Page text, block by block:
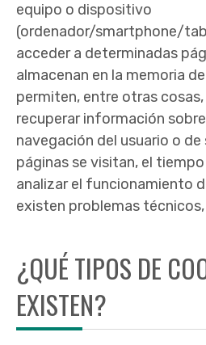
equipo o dispositivo
(ordenador/smartphone/
acceder a determinadas
almacenan en la memoria
permiten, entre otras
recuperar información
navegación del usuario o de
páginas se visitan, el
analizar el funcionamiento
existen problemas
¿QUÉ TIPOS DE
EXISTEN?